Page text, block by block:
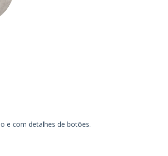
e com detalhes de botões.